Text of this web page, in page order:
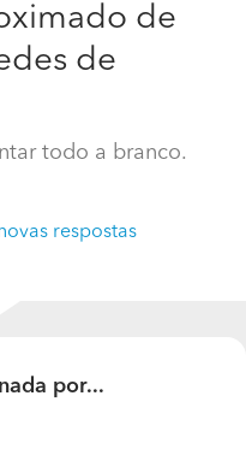
de
de
todo a branco.
respostas
por...